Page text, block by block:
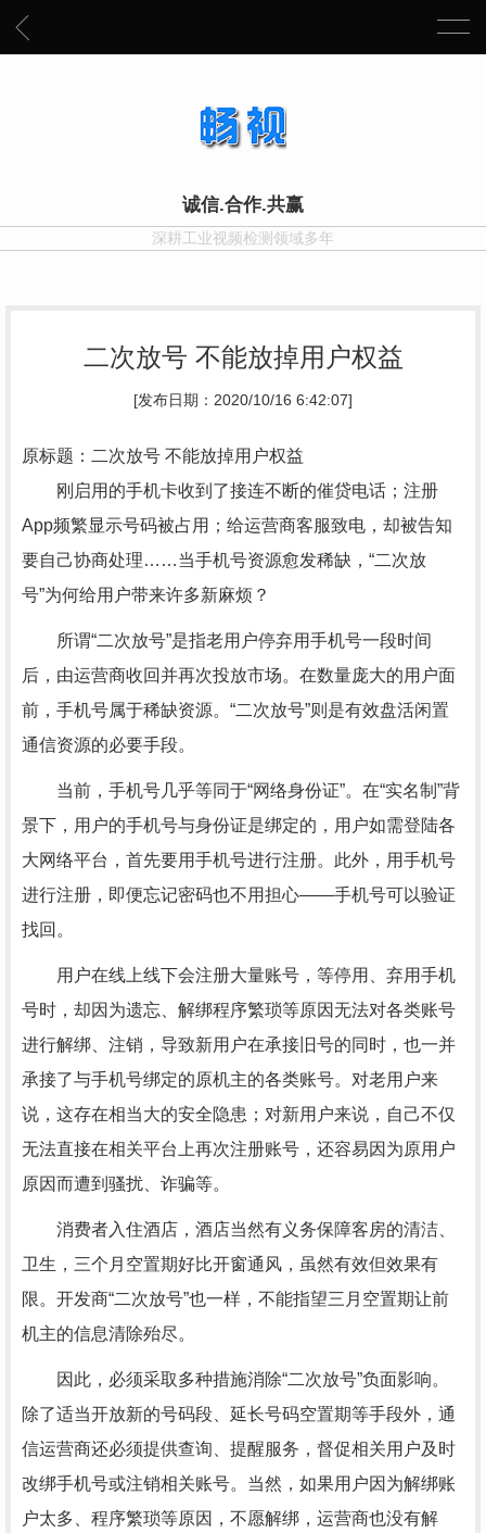
诚信.合作.共赢
深耕工业视频检测领域多年
二次放号 不能放掉用户权益
[发布日期：2020/10/16 6:42:07]
原标题：二次放号 不能放掉用户权益
刚启用的手机卡收到了接连不断的催贷电话；注册
App频繁显示号码被占用；给运营商客服致电，却被告知
要自己协商处理……当手机号资源愈发稀缺，“二次放
号”为何给用户带来许多新麻烦？
所谓“二次放号”是指老用户停弃用手机号一段时间
后，由运营商收回并再次投放市场。在数量庞大的用户面
前，手机号属于稀缺资源。“二次放号”则是有效盘活闲置
通信资源的必要手段。
当前，手机号几乎等同于“网络身份证”。在“实名制”背
景下，用户的手机号与身份证是绑定的，用户如需登陆各
大网络平台，首先要用手机号进行注册。此外，用手机号
进行注册，即便忘记密码也不用担心——手机号可以验证
找回。
用户在线上线下会注册大量账号，等停用、弃用手机
号时，却因为遗忘、解绑程序繁琐等原因无法对各类账号
进行解绑、注销，导致新用户在承接旧号的同时，也一并
承接了与手机号绑定的原机主的各类账号。对老用户来
说，这存在相当大的安全隐患；对新用户来说，自己不仅
无法直接在相关平台上再次注册账号，还容易因为原用户
原因而遭到骚扰、诈骗等。
消费者入住酒店，酒店当然有义务保障客房的清洁、
卫生，三个月空置期好比开窗通风，虽然有效但效果有
限。开发商“二次放号”也一样，不能指望三月空置期让前
机主的信息清除殆尽。
因此，必须采取多种措施消除“二次放号”负面影响。
除了适当开放新的号码段、延长号码空置期等手段外，通
信运营商还必须提供查询、提醒服务，督促相关用户及时
改绑手机号或注销相关账号。当然，如果用户因为解绑账
户太多、程序繁琐等原因，不愿解绑，运营商也没有解